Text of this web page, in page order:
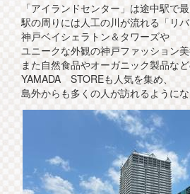
「アイランドセンター」は途中駅で
駅の周りには人工の川が流れる「リバ
神戸ベイシェラトン＆タワーズや
ユニークな外観の神戸ファッション美
また自然食品やオーガニック製品な
YAMADA STOREも人気を集め、
島外からも多くの人が訪れるようにな